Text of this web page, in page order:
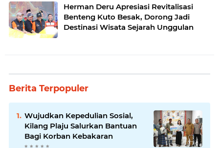
Herman Deru Apresiasi Revitalisasi
Benteng Kuto Besak, Dorong Jadi
Destinasi Wisata Sejarah Unggulan
Berita Terpopuler
Wujudkan Kepedulian Sosial,
Kilang Plaju Salurkan Bantuan
Bagi Korban Kebakaran